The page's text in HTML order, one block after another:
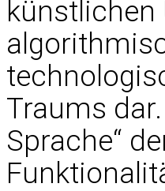
künstlichen
Traums
Sprache“